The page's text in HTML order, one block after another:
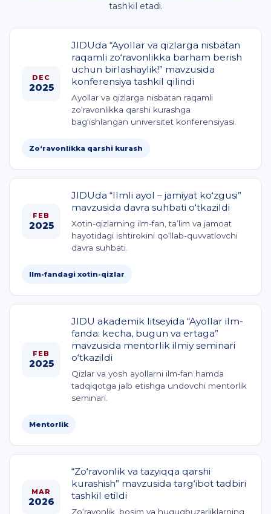
tashkil etadi.
DEC
2025
JIDUda “Ayollar va qizlarga nisbatan
raqamli zo‘ravonlikka barham berish
uchun birlashaylik!” mavzusida
konferensiya tashkil qilindi
Ayollar va qizlarga nisbatan raqamli
zo‘ravonlikka qarshi kurashga
bag‘ishlangan universitet konferensiyasi.
Zo‘ravonlikka qarshi kurash
FEB
2025
JIDUda “Ilmli ayol – jamiyat ko‘zgusi”
mavzusida davra suhbati o‘tkazildi
Xotin-qizlarning ilm-fan, ta’lim va jamoat
hayotidagi ishtirokini qo‘llab-quvvatlovchi
davra suhbati.
Ilm-fandagi xotin-qizlar
FEB
2025
JIDU akademik litseyida “Ayollar ilm-
fanda: kecha, bugun va ertaga”
mavzusida mentorlik ilmiy seminari
o‘tkazildi
Qizlar va yosh ayollarni ilm-fan hamda
tadqiqotga jalb etishga undovchi mentorlik
seminari.
Mentorlik
MAR
2026
“Zo‘ravonlik va tazyiqqa qarshi
kurashish” mavzusida targ‘ibot tadbiri
tashkil etildi
Zo‘ravonlik, bosim va huquqbuzarliklarning